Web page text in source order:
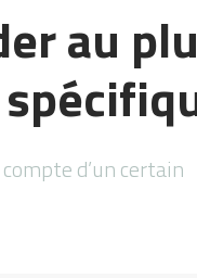
au
d’un certain